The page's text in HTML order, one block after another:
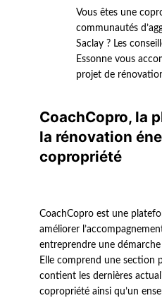
Vous êtes une
communautés
Saclay ? Les
Essonne vous
projet de
CoachCopro, la
la rénovation
copropriété
CoachCopro est une
améliorer
entreprendre une
Elle comprend une section
contient les dernières
copropriété ainsi qu’un